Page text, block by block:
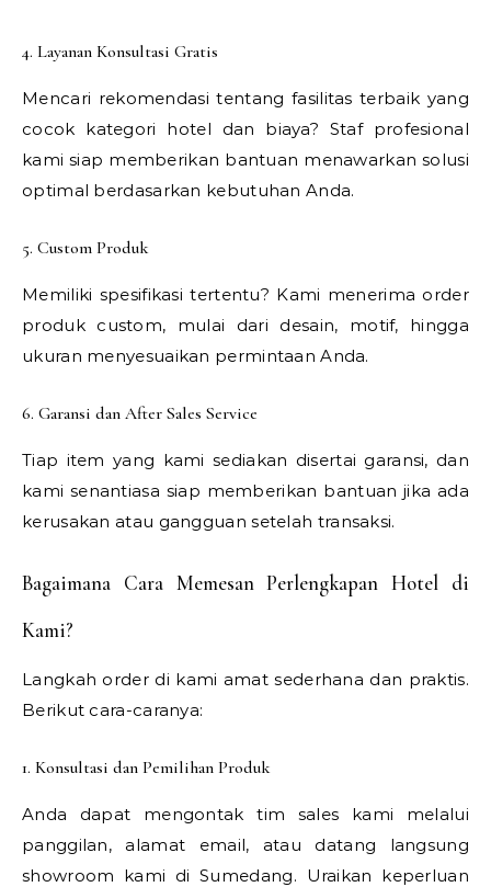
4. Layanan Konsultasi Gratis
Mencari rekomendasi tentang fasilitas terbaik yang
cocok kategori hotel dan biaya? Staf profesional
kami siap memberikan bantuan menawarkan solusi
optimal berdasarkan kebutuhan Anda.
5. Custom Produk
Memiliki spesifikasi tertentu? Kami menerima order
produk custom, mulai dari desain, motif, hingga
ukuran menyesuaikan permintaan Anda.
6. Garansi dan After Sales Service
Tiap item yang kami sediakan disertai garansi, dan
kami senantiasa siap memberikan bantuan jika ada
kerusakan atau gangguan setelah transaksi.
Bagaimana Cara Memesan Perlengkapan Hotel di
Kami?
Langkah order di kami amat sederhana dan praktis.
Berikut cara-caranya:
1. Konsultasi dan Pemilihan Produk
Anda dapat mengontak tim sales kami melalui
panggilan, alamat email, atau datang langsung
showroom kami di Sumedang. Uraikan keperluan